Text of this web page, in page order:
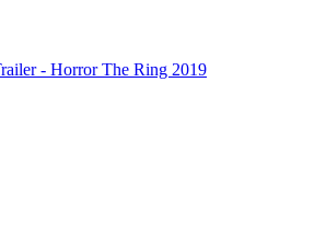
- Horror The Ring 2019